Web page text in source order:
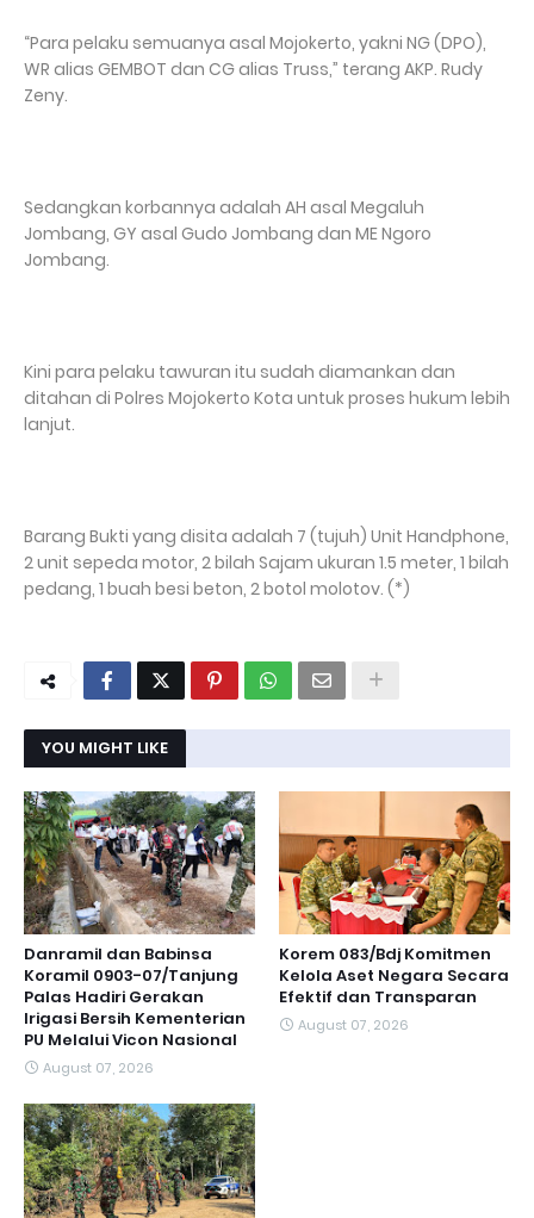
“Para pelaku semuanya asal Mojokerto, yakni NG (DPO),
WR alias GEMBOT dan CG alias Truss,” terang AKP. Rudy
Zeny.
Sedangkan korbannya adalah AH asal Megaluh
Jombang, GY asal Gudo Jombang dan ME Ngoro
Jombang.
Kini para pelaku tawuran itu sudah diamankan dan
ditahan di Polres Mojokerto Kota untuk proses hukum lebih
lanjut.
Barang Bukti yang disita adalah 7 (tujuh) Unit Handphone,
2 unit sepeda motor, 2 bilah Sajam ukuran 1.5 meter, 1 bilah
pedang, 1 buah besi beton, 2 botol molotov. (*)
YOU MIGHT LIKE
Danramil dan Babinsa
Koramil 0903-07/Tanjung
Palas Hadiri Gerakan
Irigasi Bersih Kementerian
PU Melalui Vicon Nasional
August 07, 2026
Korem 083/Bdj Komitmen
Kelola Aset Negara Secara
Efektif dan Transparan
August 07, 2026